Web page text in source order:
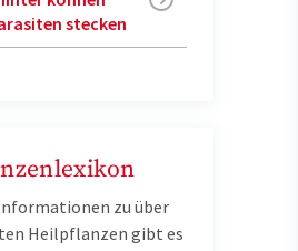
stecken
zu über
Heilpflanzen gibt es